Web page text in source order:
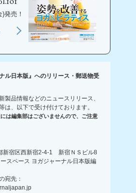
発売！
ル日本版』へのリリース・郵送物受
製品情報などのニュースリリース、
は、以下で受け付けております。
は編集部はございませんので、ご注意
新宿区西新宿2-4-1 新宿ＮＳビル8
スペース ヨガジャーナル日本版編
宛先：